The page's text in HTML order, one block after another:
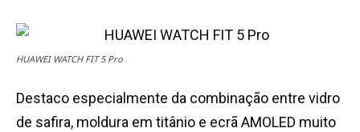
HUAWEI WATCH FIT 5 Pro
Destaco especialmente da combinação entre vidro
de safira, moldura em titânio e ecrã AMOLED muito